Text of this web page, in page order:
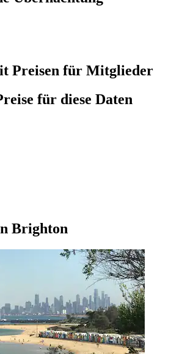
Preisen für Mitglieder
für diese Daten
Brighton